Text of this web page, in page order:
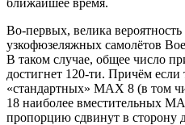
ближайшее время.
Во-первых, велика
узкофюзеляжных самолётов
В таком случае, общее число
достигнет 120-ти. Причём если
«стандартных» MAX 8 (в том
18 наиболее вместительных
пропорцию сдвинут в сторону